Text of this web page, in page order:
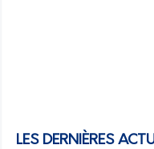
LES DERNIÈRES